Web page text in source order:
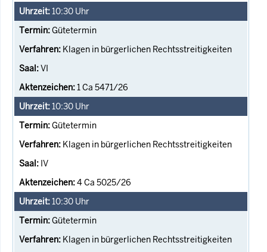
10:30 Uhr
Gütetermin
Klagen in bürgerlichen Rechtsstreitigkeiten
VI
1 Ca 5471/26
10:30 Uhr
Gütetermin
Klagen in bürgerlichen Rechtsstreitigkeiten
IV
4 Ca 5025/26
10:30 Uhr
Gütetermin
Klagen in bürgerlichen Rechtsstreitigkeiten